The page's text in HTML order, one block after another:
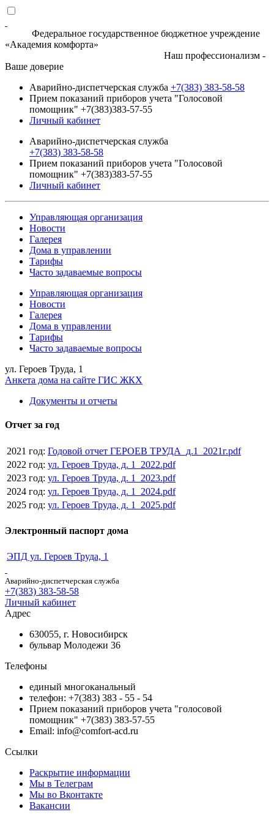
Федеральное государственное бюджетное учреждение
«Академия комфорта»
Наш профессионализм -
Ваше доверие
Аварийно-диспетчерская служба +7(383) 383-58-58
Прием показаний приборов учета "Голосовой
помощник" +7(383)383-57-55
Личный кабинет
Аварийно-диспетчерская служба
+7(383) 383-58-58
Прием показаний приборов учета "Голосовой
помощник" +7(383)383-57-55
Личный кабинет
Управляющая организация
Новости
Галерея
Дома в управлении
Тарифы
Часто задаваемые вопросы
Управляющая организация
Новости
Галерея
Дома в управлении
Тарифы
Часто задаваемые вопросы
ул. Героев Труда, 1
Анкета дома на сайте ГИС ЖКХ
Документы и отчеты
Отчет за год
2021 год: Годовой отчет ГЕРОЕВ ТРУДА_д.1_2021г.pdf
2022 год: ул. Героев Труда, д. 1_2022.pdf
2023 год: ул. Героев Труда, д. 1_2023.pdf
2024 год: ул. Героев Труда, д. 1_2024.pdf
2025 год: ул. Героев Труда, д. 1_2025.pdf
Электронный паспорт дома
ЭПД ул. Героев Труда, 1
Аварийно-диспетчерская служба
+7(383) 383-58-58
Личный кабинет
Адрес
630055, г. Новосибирск
бульвар Молодежи 36
Телефоны
единый многоканальный
телефон: +7(383) 383 - 55 - 54
Прием показаний приборов учета "голосовой
помощник" +7(383) 383-57-55
Email: info@comfort-acd.ru
Ссылки
Раскрытие информации
Мы в Телеграм
Мы во Вконтакте
Вакансии